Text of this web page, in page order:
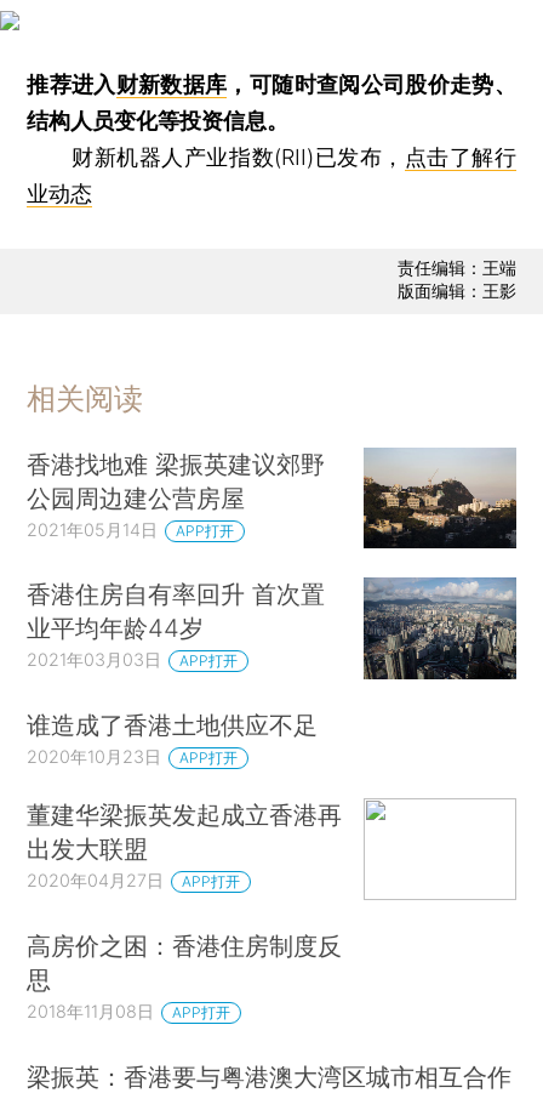
推荐进入财新数据库 ，可随时查阅公司股价走势、
结构人员变化等投资信息。
财新机器人产业指数(RII)已发布， 点击了解行
业动态
责任编辑：王端
版面编辑：王影
相关阅读
香港找地难 梁振英建议郊野
公园周边建公营房屋
2021年05月14日 APP打开
香港住房自有率回升 首次置
业平均年龄44岁
2021年03月03日 APP打开
谁造成了香港土地供应不足
2020年10月23日 APP打开
董建华梁振英发起成立香港再
出发大联盟
2020年04月27日 APP打开
高房价之困：香港住房制度反
思
2018年11月08日 APP打开
梁振英：香港要与粤港澳大湾区城市相互合作